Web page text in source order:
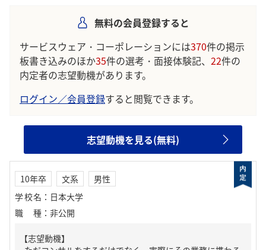
無料の会員登録すると
サービスウェア・コーポレーションには370件の掲示
板書き込みのほか35件の選考・面接体験記、 22件の
内定者の志望動機があります。
ログイン／会員登録すると閲覧できます。
志望動機を見る(無料)
10年卒 文系
男性
学校名 ： 日本大学
職種 ： 非公開
【志望動機】